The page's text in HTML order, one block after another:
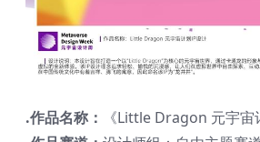
.作品名称：
《Little Dragon 元宇宙